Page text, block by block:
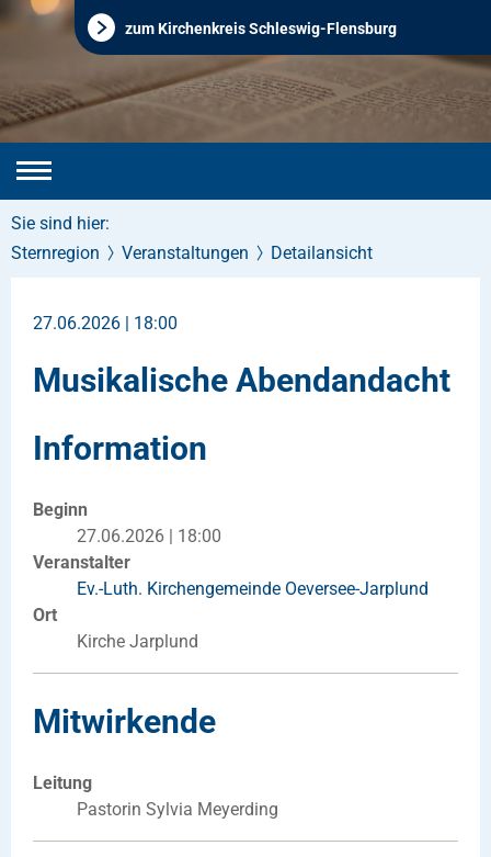
zum Kirchenkreis Schleswig-Flensburg
Sie sind hier:
Sternregion
Veranstaltungen Detailansicht
27.06.2026 | 18:00
Musikalische Abendandacht
Information
Beginn
27.06.2026 | 18:00
Veranstalter
Ev.-Luth. Kirchengemeinde Oeversee-Jarplund
Ort
Kirche Jarplund
Mitwirkende
Leitung
Pastorin Sylvia Meyerding